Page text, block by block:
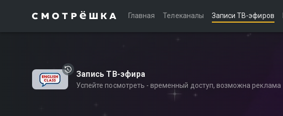
Главная Телеканалы Записи ТВ-эфиров
Запись ТВ-эфира
Успейте посмотреть - временный доступ, возможна реклама